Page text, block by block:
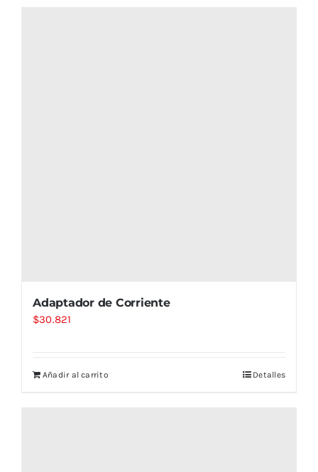
Adaptador de Corriente
$30.821
Añadir al carrito Detalles